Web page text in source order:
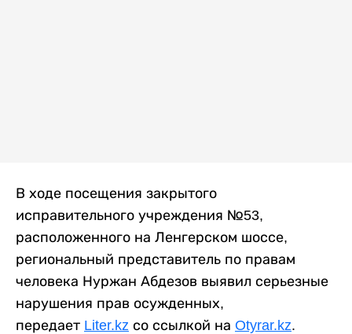
В ходе посещения закрытого
исправительного учреждения №53,
расположенного на Ленгерском шоссе,
региональный представитель по правам
человека Нуржан Абдезов выявил серьезные
нарушения прав осужденных,
передает Liter.kz со ссылкой на Otyrar.kz.